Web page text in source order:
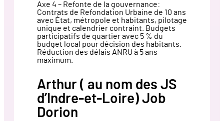
Axe 4 – Refonte de la gouvernance:
Contrats de Refondation Urbaine de 10 ans
avec État, métropole et habitants, pilotage
unique et calendrier contraint. Budgets
participatifs de quartier avec 5 % du
budget local pour décision des habitants.
Réduction des délais ANRU à 5 ans
maximum.
Arthur ( au nom des JS
d’Indre-et-Loire) Job
Dorion